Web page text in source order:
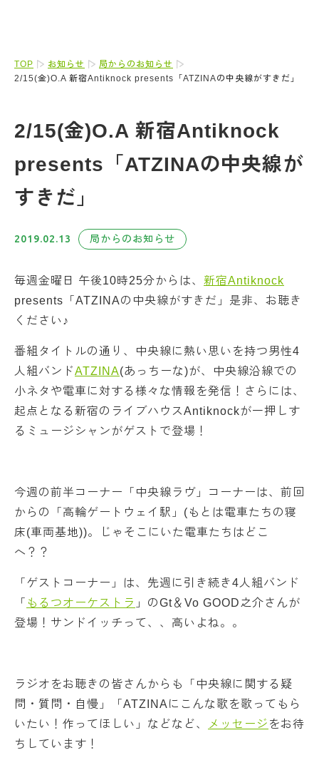
TOP お知らせ
局からのお知らせ
2/15(金)O.A 新宿Antiknock presents「ATZINAの中央線がすきだ」
2/15(金)O.A 新宿Antiknock
presents「ATZINAの中央線が
すきだ」
2019.02.13 局からのお知らせ
毎週金曜日 午後10時25分からは、 新宿Antiknock
presents「ATZINAの中央線がすきだ」是非、お聴き
ください♪
番組タイトルの通り、中央線に熱い思いを持つ男性4
人組バンドATZINA(あっちーな)が、中央線沿線での
小ネタや電車に対する様々な情報を発信！さらには、
起点となる新宿のライブハウスAntiknockが一押しす
るミュージシャンがゲストで登場！
今週の前半コーナー「中央線ラヴ」コーナーは、前回
からの「高輪ゲートウェイ駅」(もとは電車たちの寝
床(車両基地))。じゃそこにいた電車たちはどこ
へ？？
「ゲストコーナー」は、先週に引き続き4人組バンド
「 もるつオーケストラ 」のGt＆Vo GOOD之介さんが
登場！サンドイッチって、、高いよね。。
ラジオをお聴きの皆さんからも「中央線に関する疑
問・質問・自慢」「ATZINAにこんな歌を歌ってもら
いたい！作ってほしい」などなど、
メッセージ をお待
ちしています！